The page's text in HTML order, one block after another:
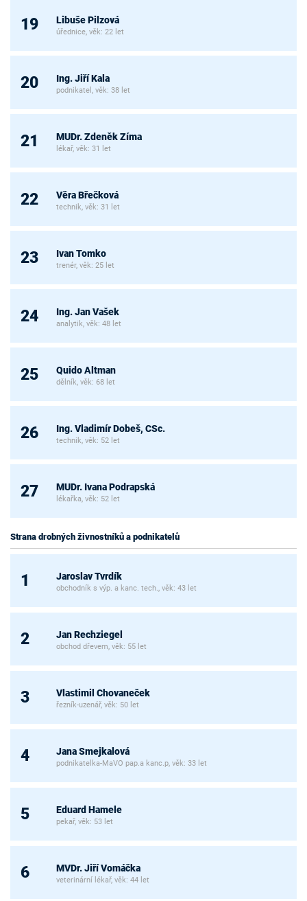
19 Libuše Pilzová
úřednice, věk: 22 let
20 Ing. Jiří Kala
podnikatel, věk: 38 let
21 MUDr. Zdeněk Zíma
lékař, věk: 31 let
22 Věra Břečková
technik, věk: 31 let
23 Ivan Tomko
trenér, věk: 25 let
24 Ing. Jan Vašek
analytik, věk: 48 let
25 Quido Altman
dělník, věk: 68 let
26 Ing. Vladimír Dobeš, CSc.
technik, věk: 52 let
27 MUDr. Ivana Podrapská
lékařka, věk: 52 let
Strana drobných živnostníků a podnikatelů
1 Jaroslav Tvrdík
obchodník s výp. a kanc. tech., věk: 43 let
2 Jan Rechziegel
obchod dřevem, věk: 55 let
3 Vlastimil Chovaneček
řezník-uzenář, věk: 50 let
4 Jana Smejkalová
podnikatelka-MaVO pap.a kanc.p, věk: 33 let
5 Eduard Hamele
pekař, věk: 53 let
6 MVDr. Jiří Vomáčka
veterinární lékař, věk: 44 let